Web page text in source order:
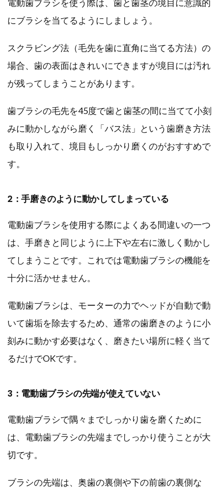
電動歯ブラシを使う際は、歯と歯茎の境目に意識的
にブラシを当てるようにしましょう。
スクラビング法（毛先を歯に直角に当てる方法）の
場合、歯の表面はきれいにできますが境目には汚れ
が残ってしまうことがあります。
歯ブラシの毛先を45度で歯と歯茎の間に当てて小刻
みに動かしながら磨く「バス法」という歯磨き方法
も取り入れて、境目もしっかり磨くのがおすすめで
す。
2：手磨きのように動かしてしまっている
電動歯ブラシを使用する際によくある間違いの一つ
は、手磨きと同じように上下や左右に激しく動かし
てしまうことです。これでは電動歯ブラシの機能を
十分に活かせません。
電動歯ブラシは、モーターの力でヘッドが自動で動
いて歯垢を除去するため、通常の歯磨きのように小
刻みに動かす必要はなく、磨きたい場所に軽く当て
るだけでOKです。
3：電動歯ブラシの先端が使えていない
電動歯ブラシで隅々までしっかり歯を磨くために
は、電動歯ブラシの先端までしっかり使うことが大
切です。
ブラシの先端は、奥歯の裏側や下の前歯の裏側な